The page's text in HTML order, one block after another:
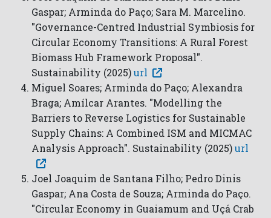
Gaspar; Arminda do Paço; Sara M. Marcelino.
"Governance-Centred Industrial Symbiosis for
Circular Economy Transitions: A Rural Forest
Biomass Hub Framework Proposal".
Sustainability (2025)url
Miguel Soares; Arminda do Paço; Alexandra
Braga; Amílcar Arantes. "Modelling the
Barriers to Reverse Logistics for Sustainable
Supply Chains: A Combined ISM and MICMAC
Analysis Approach". Sustainability (2025)url
Joel Joaquim de Santana Filho; Pedro Dinis
Gaspar; Ana Costa de Souza; Arminda do Paço.
"Circular Economy in Guaiamum and Uçá Crab